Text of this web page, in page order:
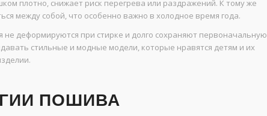
плотно, снижает риск перегрева или раздражений. К тому же
между собой, что особенно важно в холодное время года.
деформируются при стирке и долго сохраняют первоначальную
стильные и модные модели, которые нравятся детям и их
ПОШИВА